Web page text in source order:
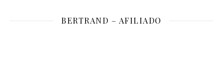
BERTRAND – AFILIADO